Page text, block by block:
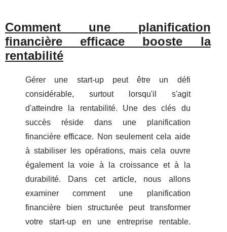
Comment une planification
financière efficace booste la
rentabilité
Gérer une start-up peut être un défi
considérable, surtout lorsqu'il s'agit
d'atteindre la rentabilité. Une des clés du
succès réside dans une planification
financière efficace. Non seulement cela aide
à stabiliser les opérations, mais cela ouvre
également la voie à la croissance et à la
durabilité. Dans cet article, nous allons
examiner comment une planification
financière bien structurée peut transformer
votre start-up en une entreprise rentable.